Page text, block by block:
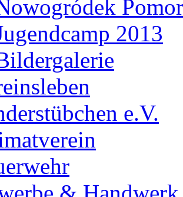
2013
e.V.